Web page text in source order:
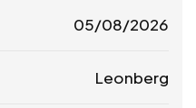
05/08/2026
Leonberg